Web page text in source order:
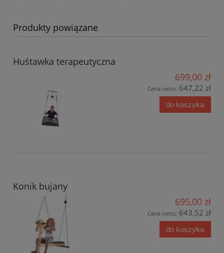
Produkty powiązane
Huśtawka terapeutyczna
699,00 zł
Cena netto: 647,22 zł
do koszyka
Konik bujany
695,00 zł
Cena netto: 643,52 zł
do koszyka